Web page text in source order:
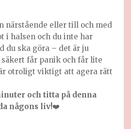
närstående eller till och med
i halsen och du inte har
du ska göra – det är ju
får panik och får lite
otroligt viktigt att agera rätt
och titta på denna
någons liv!❤️